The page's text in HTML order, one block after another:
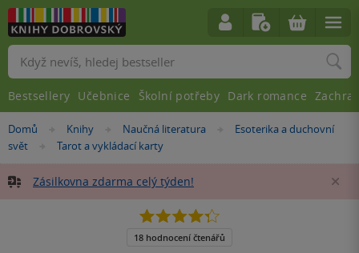
Nacházíte
se
Domů »Knihy »Naučná literatura »
Esoterika a duchovní
svět
»
Tarot a vykládací karty
Zásilkovna zdarma celý týden!
4.3
5
18 hodnocení čtenářů
Vyhledávání
Bestsellery Učebnice Školní potřeby Dark romance